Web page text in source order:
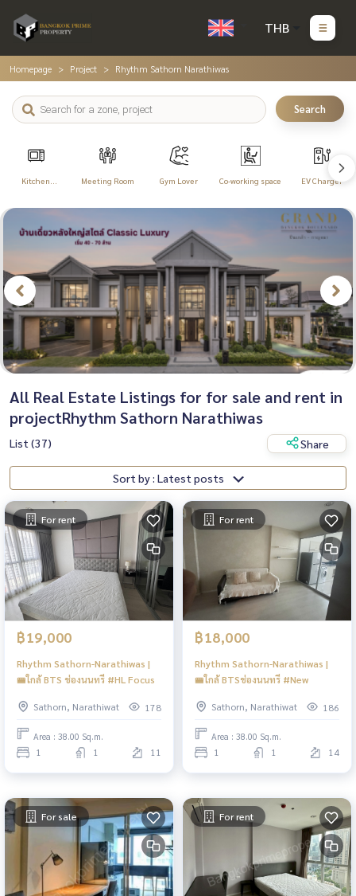
THB
Homepage Project Rhythm Sathorn Narathiwas
Search
Kitchen Meeting Room Gym Lover Co-working space EV Charger
All Real Estate Listings for for sale and rent in
projectRhythm Sathorn Narathiwas
List (37) Share
Sort by : Latest posts
For rent
฿19,000
Rhythm Sathorn-Narathiwas |
🚝ใกล้ BTS ช่องนนทรี #HL Focus
Sathorn, Narathiwat 178
Area : 38.00 Sq.m.
1 1 11
For rent
฿18,000
Rhythm Sathorn-Narathiwas |
🚝ใกล้ BTSช่องนนทรี #New
Sathorn, Narathiwat 186
Area : 38.00 Sq.m.
1 1 14
For sale For rent